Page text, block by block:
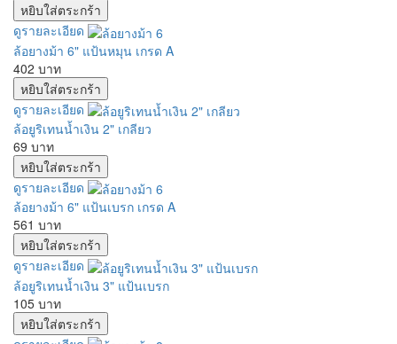
ดูรายละเอียด
ล้อยางม้า 6" แป้นหมุน เกรด A
402 บาท
ดูรายละเอียด
ล้อยูริเทนน้ำเงิน 2" เกลียว
69 บาท
ดูรายละเอียด
ล้อยางม้า 6" แป้นเบรก เกรด A
561 บาท
ดูรายละเอียด
ล้อยูริเทนน้ำเงิน 3" แป้นเบรก
105 บาท